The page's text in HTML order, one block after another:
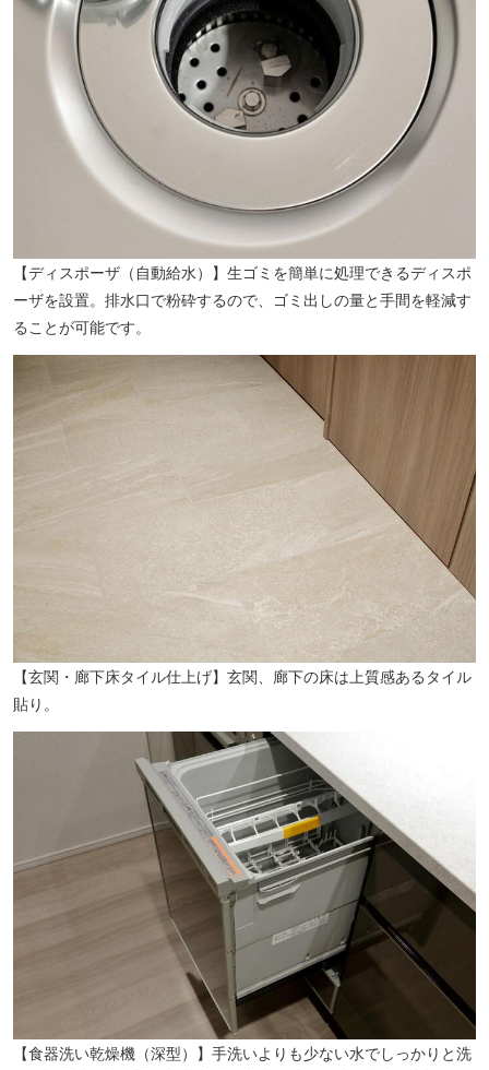
【ディスポーザ（自動給水）】生ゴミを簡単に処理できるディスポ
ーザを設置。排水口で粉砕するので、ゴミ出しの量と手間を軽減す
ることが可能です。
【玄関・廊下床タイル仕上げ】玄関、廊下の床は上質感あるタイル
貼り。
【食器洗い乾燥機（深型）】手洗いよりも少ない水でしっかりと洗